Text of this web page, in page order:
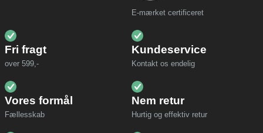
E-mærket certificeret
Fri fragt
over 599,-
Kundeservice
Kontakt os endelig
Vores formål
Fællesskab
Nem retur
Hurtig og effektiv retur